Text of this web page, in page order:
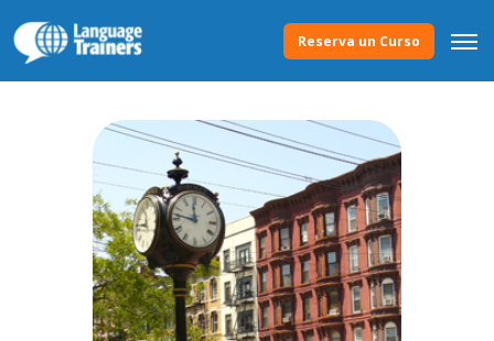
Reserva un Curso